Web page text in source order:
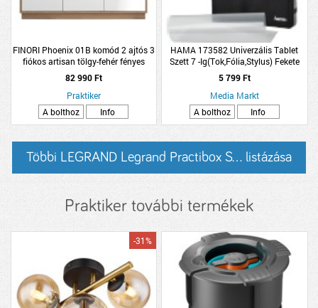
FINORI Phoenix 01B komód 2 ajtós 3
fiókos artisan tölgy-fehér fényes
117x88x40cm
82 990 Ft
Praktiker
A bolthoz
Info
HAMA 173582 Univerzális Tablet
Szett 7 -Ig(Tok,Fólia,Stylus) Fekete
5 799 Ft
Media Markt
A bolthoz
Info
Többi LEGRAND Legrand Practibox S... listázása
Praktiker további termékek
-31%